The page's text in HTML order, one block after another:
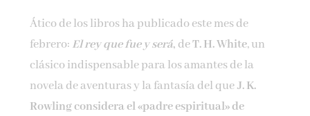
Ático de los libros ha publicado este mes de
febrero: El rey que fue y será, deT. H. White, un
clásico indispensable para los amantes de la
novela de aventuras y la fantasía del queJ. K.
Rowling considera el «padre espiritual» de
Nombre*